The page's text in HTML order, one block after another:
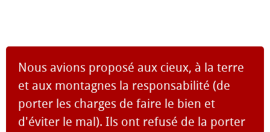
Nous avions proposé aux cieux, à la terre
et aux montagnes la responsabilité (de
porter les charges de faire le bien et
d'éviter le mal). Ils ont refusé de la porter